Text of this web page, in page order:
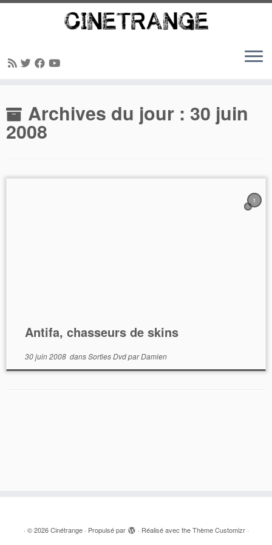
au
contenuArchives du jour : 30 juin
2008
1
Antifa, chasseurs de skins
30 juin 2008dansSorties DvdparDamien
· © 2026 Cinétrange· Propulsé par · Réalisé avec theThème Customizr·